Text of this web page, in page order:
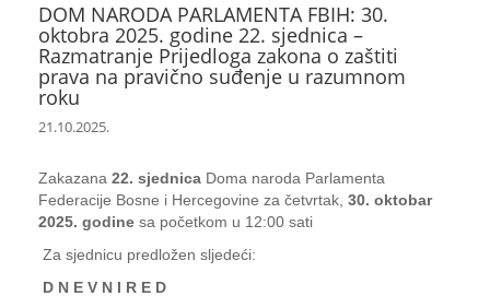
DOM NARODA PARLAMENTA FBIH: 30.
oktobra 2025. godine 22. sjednica –
Razmatranje Prijedloga zakona o zaštiti
prava na pravično suđenje u razumnom
roku
21.10.2025.
Zakazana 22. sjednica Doma naroda Parlamenta
Federacije Bosne i Hercegovine za četvrtak, 30. oktobar
2025. godine sa početkom u 12:00 sati
Za sjednicu predložen sljedeći:
D N E V N I R E D